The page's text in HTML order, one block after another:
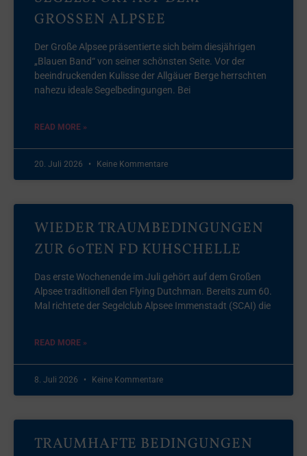
GROSSEN ALPSEE
Der Große Alpsee präsentierte sich beim diesjährigen
„Blauen Band“ von seiner schönsten Seite. Vor der
beeindruckenden Kulisse der Allgäuer Berge herrschten
nahezu ideale Segelbedingungen. Bei
READ MORE »
20. Juli 2026 Keine Kommentare
WIEDER TRAUMBEDINGUNGEN
ZUR 60TEN FD KUHSCHELLE
Das erste Wochenende im Juli gehört auf dem Großen
Alpsee traditionell den Flying Dutchman. Bereits zum 60.
Mal richtete der Segelclub Alpsee Immenstadt (SCAI) die
READ MORE »
8. Juli 2026 Keine Kommentare
TRAUMHAFTE BEDINGUNGEN